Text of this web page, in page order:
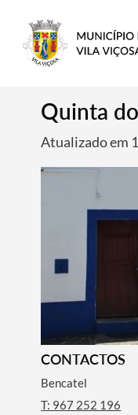
Quinta
Atualizado em
CONTACTOS
Bencatel
T: 967 252 196